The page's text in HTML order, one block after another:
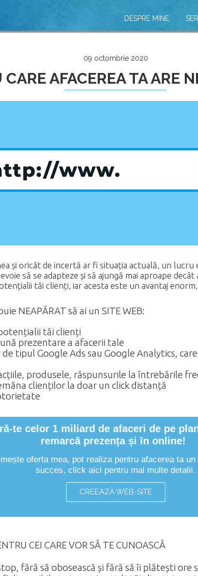
DESPRE MINE
09 octombrie 2020
AFACEREA TA ARE
NEAPĂRAT să ai un SITE WEB:
tăi clienți
prezentare a afacerii tale
tipul Google Ads sau Google Analytics,
produsele, răspunsurile la întrebările
clienților la doar un click distanță
și oricât de incertă ar fi situația actuală, un
să se adapteze și să ajungă mai aproape
tăi clienți, iar acesta este un avantaj
CEI CARE VOR SĂ TE CUNOASCĂ
fără să obosească și fără să îi plătești ore
CREEAZĂ WEB-SITE
oferta mea, pot realiza pentru afacerea ta
succes, click aici pentru mai multe detalii.
te celor 1 miliard de afaceri de pe
remarcă prezența și în online!